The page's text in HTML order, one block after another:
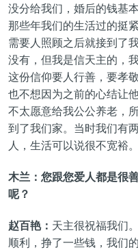
没分给我们，婚后的钱基
那些年我们的生活过的挺
需要人照顾之后就接到了
没有，但我是信天主的，
这份信仰要人行善，要孝
也不想因为之前的心结让
不太愿意给我公公养老，
到了我们家。当时我们有
人，生活可以说很不宽裕。
木兰：您跟您爱人都是很
呢？
赵百艳： 天主很祝福我们
顺利，挣了一些钱，我们